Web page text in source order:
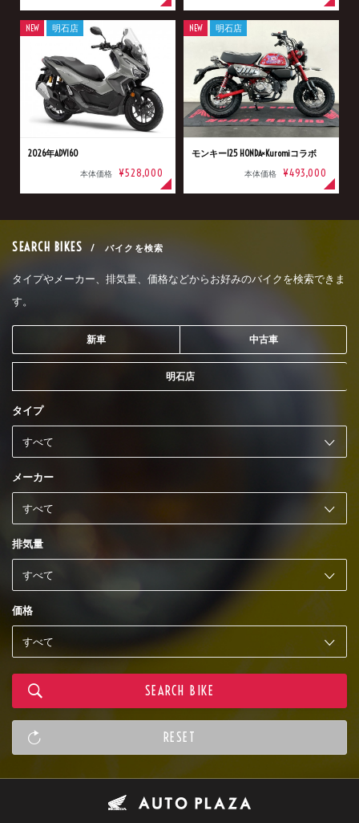
2026年ADV160
本体価格 ¥528,000
NEW 明石店
モンキー125 HONDA×Kuromiコラボ
本体価格 ¥493,000
NEW 明石店
SEARCH BIKES / バイクを検索
タイプやメーカー、排気量、価格などからお好みのバイクを検索できま
す。
新車 中古車
明石店
タイプ
メーカー
排気量
価格